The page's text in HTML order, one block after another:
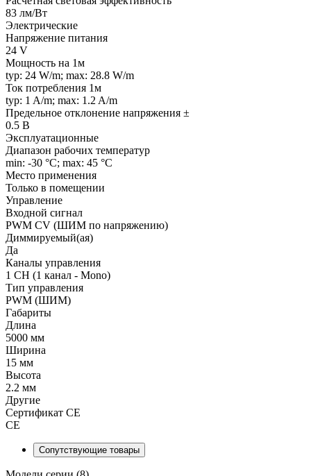
83 лм/Вт
Электрические
Напряжение питания
24 V
Мощность на 1м
typ: 24 W/m; max: 28.8 W/m
Ток потребления 1м
typ: 1 A/m; max: 1.2 A/m
Предельное отклонение напряжения ±
0.5 В
Эксплуатационные
Диапазон рабочих температур
min: -30 °C; max: 45 °C
Место применения
Только в помещении
Управление
Входной сигнал
PWM СV (ШИМ по напряжению)
Диммируемый(ая)
Да
Каналы управления
1 CH (1 канал - Mono)
Тип управления
PWM (ШИМ)
Габариты
Длина
5000 мм
Ширина
15 мм
Высота
2.2 мм
Другие
Сертификат CE
CE
Сопутствующие товары